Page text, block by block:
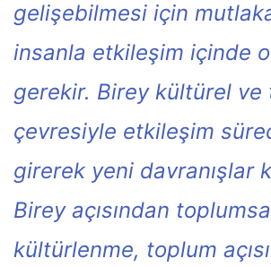
gelişebilmesi için
insanla etkileşim içinde
gerekir. Birey kültürel ve
çevresiyle etkileşim
girerek yeni davranışlar
Birey açısından
kültürlenme, toplum